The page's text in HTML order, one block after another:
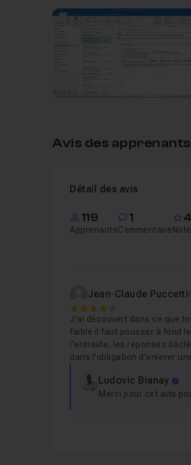
Leçon 1
Avis des apprenants
Détail des avis
119
Apprenants
1
Commentaire
Jean-Claude Puccetti
4
J'ai découvert dans ce que
faible il faut pousser à fond
l'entraide, les réponses
dans l'obligation d'enlever
Ludovic Bianay
Merci pour cet avis